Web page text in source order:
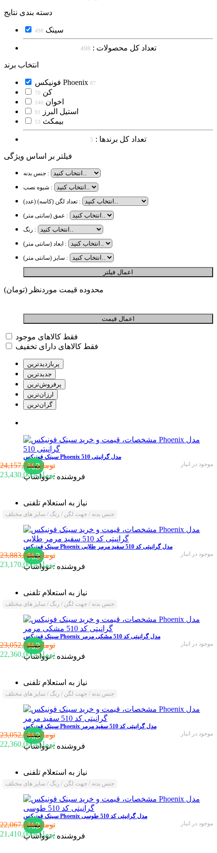
دسته بندی نتایج
سینک 498
تعداد کل محصولات : 498
انتخاب برند
فونیکس Phoenix 87
کن 70
اخوان 140
استیل البرز 91
بیمکث 53
تعداد کل برندها : 5
فیلتر بر اساس ویژگی
جنس بدنه :
شیوه نصب :
تعداد لگن (کاسه) (عدد) :
عمق (سانتی متر) :
رنگ :
ابعاد (سانتی متر) :
سایز (سانتی متر) :
محدوده قیمت موردنظر (تومان)
فقط کالاهای موجود
فقط کالاهای دارای تخفیف
سینک فونیکس Phoenix مدل گرانیتی 510
موجود در انبار
%324,157,700 تومان
23,430,000 تومانفروشنده :نوواشاپ
نیاز به استعلام تلفنی
جنس بدنه / جهت لگن / رنگ / سایز های مختلف
سینک فونیکس Phoenix مدل گرانیتی کد 510 سفید مرمر طلایی
موجود در انبار
%323,883,000 تومان
23,170,000 تومانفروشنده :نوواشاپ
نیاز به استعلام تلفنی
جنس بدنه / جهت لگن / رنگ / سایز های مختلف
سینک فونیکس Phoenix مدل گرانیتی کد 510 مشکی مرمر
موجود در انبار
%323,052,300 تومان
22,360,000 تومانفروشنده :نوواشاپ
نیاز به استعلام تلفنی
جنس بدنه / جهت لگن / رنگ / سایز های مختلف
سینک فونیکس Phoenix مدل گرانیتی کد 510 سفید مرمر
موجود در انبار
%323,052,300 تومان
22,360,000 تومانفروشنده :نوواشاپ
نیاز به استعلام تلفنی
جنس بدنه / جهت لگن / رنگ / سایز های مختلف
سینک فونیکس Phoenix مدل گرانیتی کد 510 طوسی
موجود در انبار
%322,067,200 تومان
21,410,000 تومانفروشنده :نوواشاپ